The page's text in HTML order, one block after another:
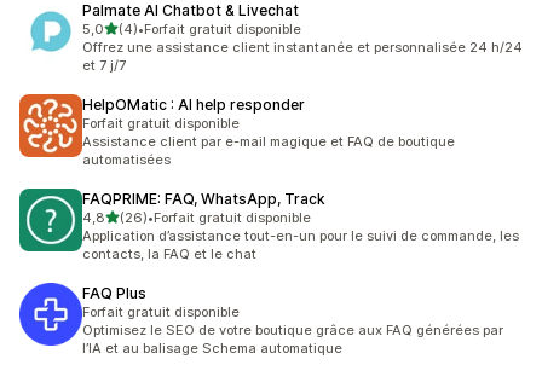
Palmate AI Chatbot & Livechat
5,0étoile(s) sur 5
(4)
4 avis au total
•Forfait gratuit disponible
Offrez une assistance client instantanée et personnalisée 24 h/24
et 7 j/7
HelpOMatic : AI help responder
Forfait gratuit disponible
Assistance client par e-mail magique et FAQ de boutique
automatisées
FAQPRIME: FAQ, WhatsApp, Track
4,8étoile(s) sur 5
(26)
26 avis au total
•Forfait gratuit disponible
Application d’assistance tout-en-un pour le suivi de commande, les
contacts, la FAQ et le chat
FAQ Plus
Forfait gratuit disponible
Optimisez le SEO de votre boutique grâce aux FAQ générées par
l’IA et au balisage Schema automatique